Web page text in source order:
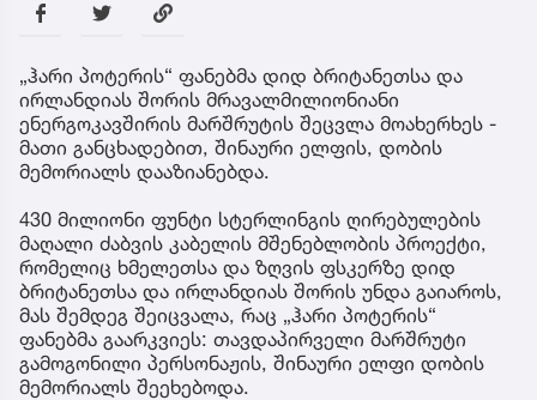
„ჰარი პოტერის“ ფანებმა დიდ ბრიტანეთსა და
ირლანდიას შორის მრავალმილიონიანი
ენერგოკავშირის მარშრუტის შეცვლა მოახერხეს -
მათი განცხადებით, შინაური ელფის, დობის
მემორიალს დააზიანებდა.
430 მილიონი ფუნტი სტერლინგის ღირებულების
მაღალი ძაბვის კაბელის მშენებლობის პროექტი,
რომელიც ხმელეთსა და ზღვის ფსკერზე დიდ
ბრიტანეთსა და ირლანდიას შორის უნდა გაიაროს,
მას შემდეგ შეიცვალა, რაც „ჰარი პოტერის“
ფანებმა გაარკვიეს: თავდაპირველი მარშრუტი
გამოგონილი პერსონაჟის, შინაური ელფი დობის
მემორიალს შეეხებოდა.